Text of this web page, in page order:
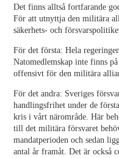
Det finns alltså fortfarande
För att utnyttja den militära
säkerhets- och
För det första: Hela
Natomedlemskap inte finns
offensivt för den militära
För det andra: Sveriges
handlingsfrihet under de
kris i vårt närområde. Här
till det militära försvaret
mandatperioden och sedan
antal år framåt. Det är också